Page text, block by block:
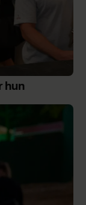
hun